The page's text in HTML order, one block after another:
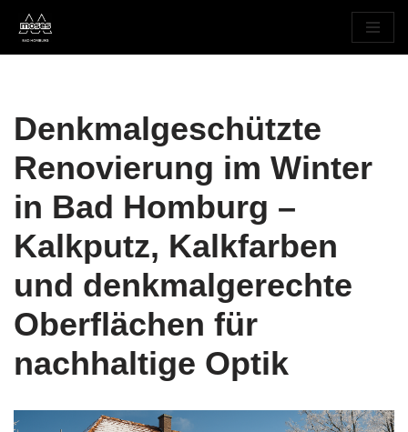
Denkmalgeschützte
Renovierung im Winter
in Bad Homburg –
Kalkputz, Kalkfarben
und denkmalgerechte
Oberflächen für
nachhaltige Optik